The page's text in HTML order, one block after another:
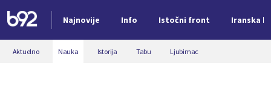
Najnovije Info Istočni front Iranska
Nova vest
Aktuelno Nauka Istorija Tabu Ljubimac